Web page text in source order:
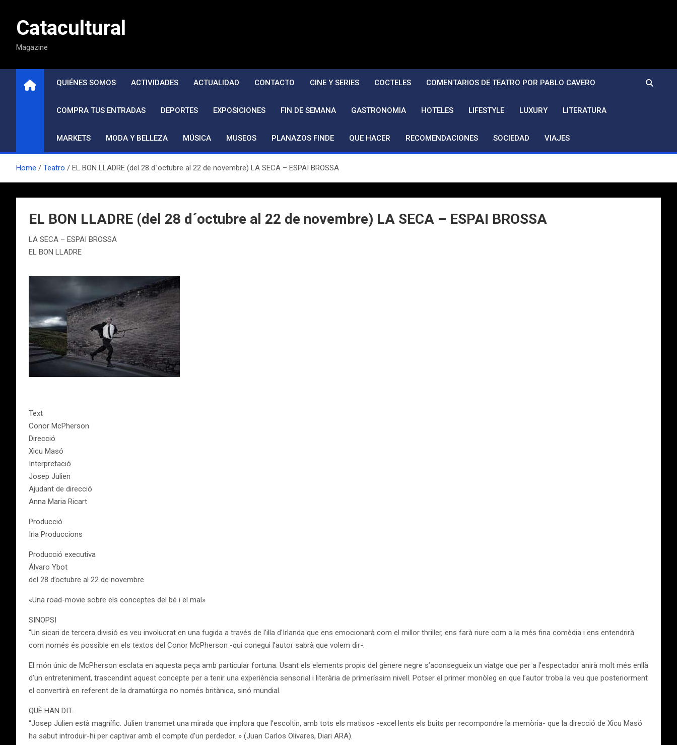
contenidoCatacultural
Magazine
QUIÉNES SOMOS ACTIVIDADES ACTUALIDAD CONTACTO CINE Y SERIES COCTELES COMENTARIOS DE TEATRO POR PABLO CAVERO
COMPRA TUS ENTRADAS DEPORTES EXPOSICIONES FIN DE SEMANA GASTRONOMIA HOTELES LIFESTYLE LUXURY LITERATURA
MARKETS MODA Y BELLEZA MÚSICA MUSEOS PLANAZOS FINDE QUE HACER RECOMENDACIONES SOCIEDAD VIAJES
Home Teatro EL BON LLADRE (del 28 d´octubre al 22 de novembre) LA SECA – ESPAI BROSSA
EL BON LLADRE (del 28 d´octubre al 22 de novembre) LA SECA – ESPAI BROSSA
LA SECA – ESPAI BROSSA
EL BON LLADRE
Text
Conor McPherson
Direcció
Xicu Masó
Interpretació
Josep Julien
Ajudant de direcció
Anna Maria Ricart
Producció
Iria Produccions
Producció executiva
Álvaro Ybot
del 28 d’octubre al 22 de novembre
«Una road-movie sobre els conceptes del bé i el mal»
SINOPSI
“Un sicari de tercera divisió es veu involucrat en una fugida a través de l’illa d’Irlanda que ens emocionarà com el millor thriller, ens farà riure com a la més fina comèdia i ens entendrirà
com només és possible en els textos del Conor McPherson -qui conegui l’autor sabrà que volem dir-.
El món únic de McPherson esclata en aquesta peça amb particular fortuna. Usant els elements propis del gènere negre s’aconsegueix un viatge que per a l’espectador anirà molt més enllà
d’un entreteniment, trascendint aquest concepte per a tenir una experiència sensorial i literària de primeríssim nivell. Potser el primer monòleg en que l’autor troba la veu que posteriorment
el convertirà en referent de la dramatúrgia no només britànica, sinó mundial.
QUÈ HAN DIT…
“Josep Julien està magnífic. Julien transmet una mirada que implora que l’escoltin, amb tots els matisos -excel·lents els buits per recompondre la memòria- que la direcció de Xicu Masó
ha sabut introduir-hi per captivar amb el compte d’un perdedor. » (Juan Carlos Olivares, Diari ARA).